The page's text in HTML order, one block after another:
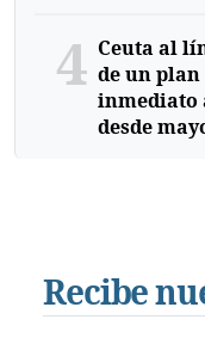
4 Ceuta al
de un
inmediato
desde
Recibe